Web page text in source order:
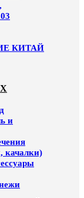
КИТАЙ
и
качалки)